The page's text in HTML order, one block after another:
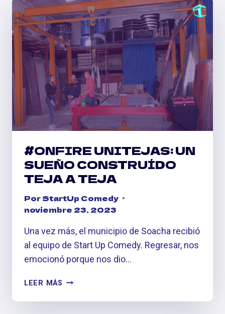
#ONFIRE UNITEJAS: UN
SUEÑO CONSTRUÍDO
TEJA A TEJA
PorStartUp Comedy
noviembre 23, 2023
Una vez más, el municipio de Soacha recibió
al equipo de Start Up Comedy. Regresar, nos
emocionó porque nos dio…
LEER MÁS #ONFIRE
UN